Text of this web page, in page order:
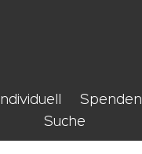
Individuell Spenden
Suche